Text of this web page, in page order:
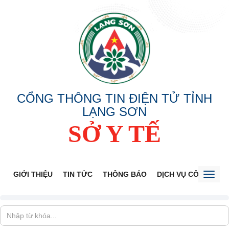
CỔNG THÔNG TIN ĐIỆN TỬ TỈNH
LẠNG SƠN
SỞ Y TẾ
GIỚI THIỆU TIN TỨC THÔNG BÁO DỊCH VỤ CÔNG